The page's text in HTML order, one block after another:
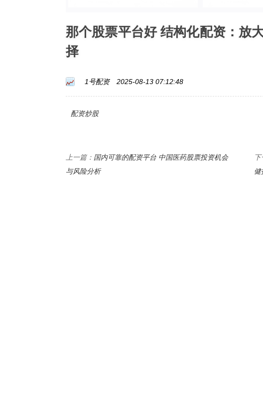
那个股票平台好 结构化配资：放
择
1号配资 2025-08-13 07:12:48
配资炒股
上一篇： 国内可靠的配资平台 中国医药股票投资机会
与风险分析
下
健